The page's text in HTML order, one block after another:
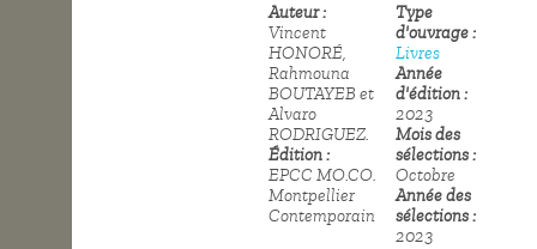
Auteur
Vincent
HONORÉ,
Rahmouna
BOUTAYEB et
Alvaro
RODRIGUEZ.
Édition
EPCC MO.CO.
Montpellier
Contemporain
Type
d'ouvrage
Livres
Année
d'édition
2023
Mois des
sélections
Octobre
Année des
sélections
2023